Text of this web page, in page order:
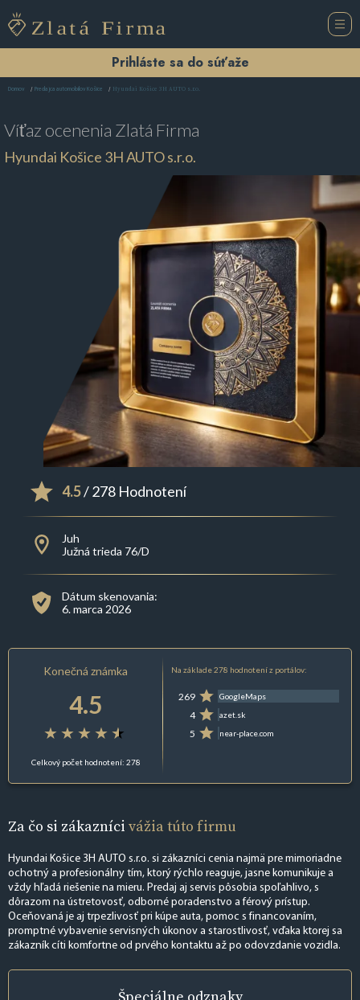
Prihláste sa do súťaže
Domov Predajca automobilov Košice Hyundai Košice 3H AUTO s.r.o.
Víťaz ocenenia Zlatá Firma
Hyundai Košice 3H AUTO s.r.o.
4.5/ 278 Hodnotení
Juh
Južná trieda 76/D
Dátum skenovania:
6. marca 2026
Konečná známka
4.5
Celkový počet hodnotení: 278
Na základe 278 hodnotení z portálov:
269 GoogleMaps
4 azet.sk
5 near-place.com
Za čo si zákazníci vážia túto firmu
Hyundai Košice 3H AUTO s.r.o. si zákazníci cenia najmä pre mimoriadne
ochotný a profesionálny tím, ktorý rýchlo reaguje, jasne komunikuje a
vždy hľadá riešenie na mieru. Predaj aj servis pôsobia spoľahlivo, s
dôrazom na ústretovosť, odborné poradenstvo a férový prístup.
Oceňovaná je aj trpezlivosť pri kúpe auta, pomoc s financovaním,
promptné vybavenie servisných úkonov a starostlivosť, vďaka ktorej sa
zákazník cíti komfortne od prvého kontaktu až po odovzdanie vozidla.